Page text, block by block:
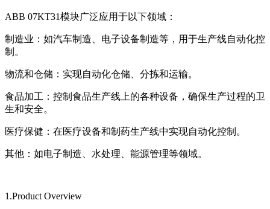
ABB 07KT31模块广泛应用于以下领域：
制造业：如汽车制造、电子设备制造等，用于生产线自动化控
制。
物流和仓储：实现自动化仓储、分拣和运输。
食品加工：控制食品生产线上的各种设备，确保生产过程的卫
生和安全。
医疗保健：在医疗设备和制药生产线中实现自动化控制。
其他：如电子制造、水处理、能源管理等领域。
1.Product Overview